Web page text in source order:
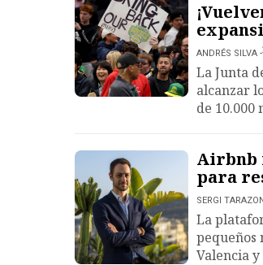
ANDRÉS SILVA
La Junta
alcanzar
de 10.000
Airbnb
para
SERGI
La
pequeños
Valencia y